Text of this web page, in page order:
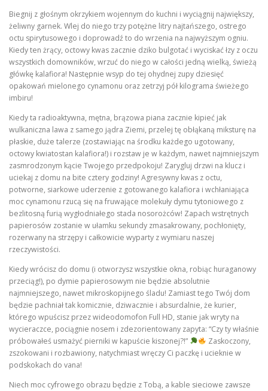
Biegnij z głośnym okrzykiem wojennym do kuchni i wyciągnij największy,
żeliwny garnek. Wlej do niego trzy potężne litry najtańszego, ostrego
octu spirytusowego i doprowadź to do wrzenia na najwyższym ogniu.
Kiedy ten żrący, octowy kwas zacznie dziko bulgotać i wyciskać łzy z oczu
wszystkich domowników, wrzuć do niego w całości jedną wielką, świeżą
główkę kalafiora! Następnie wsyp do tej ohydnej zupy dziesięć
opakowań mielonego cynamonu oraz zetrzyj pół kilograma świeżego
imbiru!
Kiedy ta radioaktywna, mętna, brązowa piana zacznie kipieć jak
wulkaniczna lawa z samego jądra Ziemi, przelej tę obłąkaną miksturę na
płaskie, duże talerze (zostawiając na środku każdego ugotowany,
octowy kwiatostan kalafiora!) i rozstaw je w każdym, nawet najmniejszym
zasmrodzonym kącie Twojego przedpokoju! Zarygluj drzwi na klucz i
uciekaj z domu na bite cztery godziny! Agresywny kwas z octu,
potworne, siarkowe uderzenie z gotowanego kalafiora i wchłaniająca
moc cynamonu rzucą się na fruwające molekuły dymu tytoniowego z
bezlitosną furią wygłodniałego stada nosorożców! Zapach wstrętnych
papierosów zostanie w ułamku sekundy zmasakrowany, pochłonięty,
rozerwany na strzępy i całkowicie wyparty z wymiaru naszej
rzeczywistości.
Kiedy wrócisz do domu (i otworzysz wszystkie okna, robiąc huraganowy
przeciąg!), po dymie papierosowym nie będzie absolutnie
najmniejszego, nawet mikroskopijnego śladu! Zamiast tego Twój dom
będzie pachniał tak komicznie, dziwacznie i absurdalnie, że kurier,
którego wpuścisz przez wideodomofon Full HD, stanie jak wryty na
wycieraczce, pociągnie nosem i zdezorientowany zapyta: “Czy ty właśnie
próbowałeś usmażyć pierniki w kapuście kiszonej?!”
Zaskoczony,
zszokowani i rozbawiony, natychmiast wręczy Ci paczkę i ucieknie w
podskokach do vana!
Niech moc cyfrowego obrazu będzie z Tobą, a kable sieciowe zawsze